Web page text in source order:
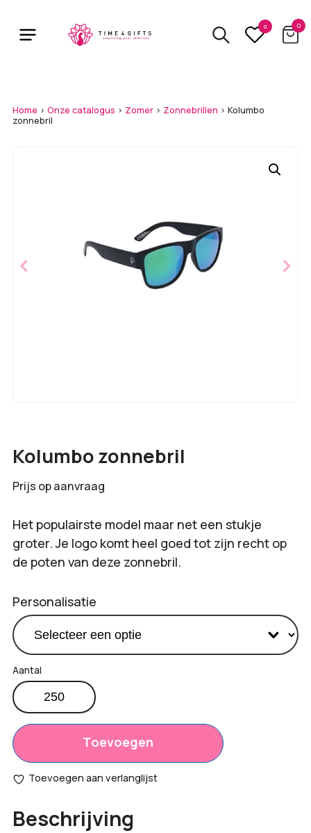
main
0 0
Home > Onze catalogus > Zomer > Zonnebrillen > Kolumbo
zonnebril
Kolumbo zonnebril
Prijs op aanvraag
Het populairste model maar net een stukje
groter. Je logo komt heel goed tot zijn recht op
de poten van deze zonnebril.
Personalisatie
Totaal
opties:
€0,00
Bestelling
€0,00
Kolumbo
zonnebril
aantal
Toevoegen
Toevoegen aan verlanglijst
Beschrijving